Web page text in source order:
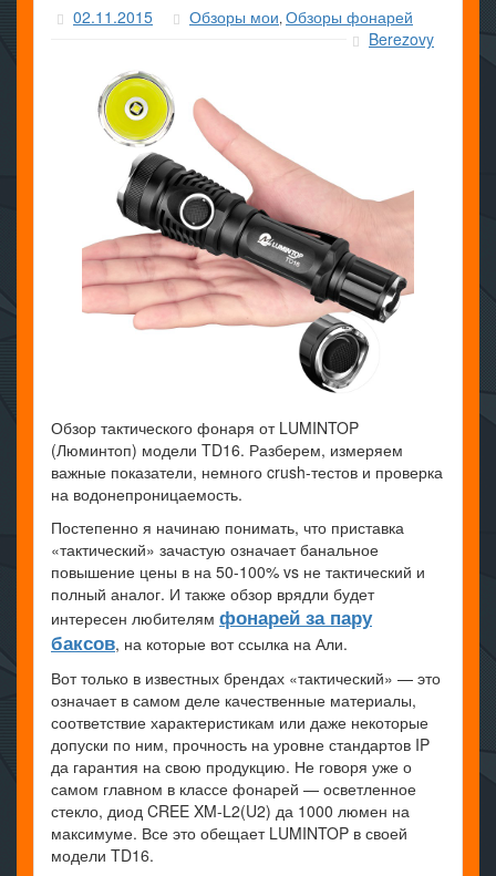
02.11.2015 Обзоры мои, Обзоры фонарей
Berezovy
Обзор тактического фонаря от LUMINTOP
(Люминтоп) модели TD16. Разберем, измеряем
важные показатели, немного crush-тестов и проверка
на водонепроницаемость.
Постепенно я начинаю понимать, что приставка
«тактический» зачастую означает банальное
повышение цены в на 50-100% vs не тактический и
полный аналог. И также обзор врядли будет
интересен любителям фонарей за пару
баксов, на которые вот ссылка на Али.
Вот только в известных брендах «тактический» — это
означает в самом деле качественные материалы,
соответствие характеристикам или даже некоторые
допуски по ним, прочность на уровне стандартов IP
да гарантия на свою продукцию. Не говоря уже о
самом главном в классе фонарей — осветленное
стекло, диод CREE XM-L2(U2) да 1000 люмен на
максимуме. Все это обещает LUMINTOP в своей
модели TD16.